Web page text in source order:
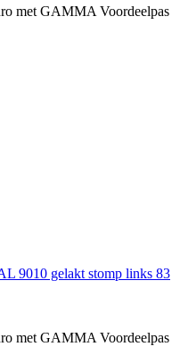
met GAMMA Voordeelpas
9010 gelakt stomp links 83
met GAMMA Voordeelpas